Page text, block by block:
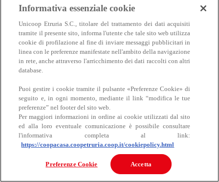
Carne
Carne
Bovino
Informativa essenziale cookie
Unicoop Etruria S.C., titolare del trattamento dei dati acquisiti
tramite il presente sito, informa l'utente che tale sito web utilizza
cookie di profilazione al fine di inviare messaggi pubblicitari in
linea con le preferenze manifestate nell'ambito della navigazione
in rete, anche attraverso l'arricchimento dei dati raccolti con altri
database.
Puoi gestire i cookie tramite il pulsante «Preferenze Cookie» di
seguito e, in ogni momento, mediante il link “modifica le tue
preferenze” nel footer del sito web.
Per maggiori informazioni in ordine ai cookie utilizzati dal sito
ed alla loro eventuale comunicazione è possibile consultare
l'informativa completa al link:
https://coopacasa.coopetruria.coop.it/cookiepolicy.html
Preferenze Cookie Accetta